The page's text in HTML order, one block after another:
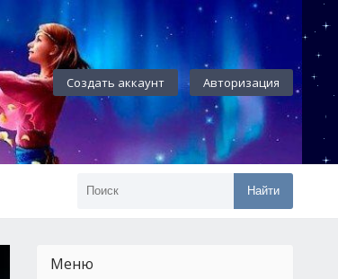
Создать аккаунт Авторизация
Найти
Меню